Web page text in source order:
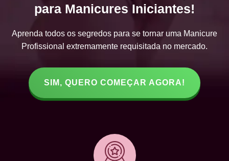
para Manicures Iniciantes!
Aprenda todos os segredos para se tornar uma Manicure
Profissional extremamente requisitada no mercado.
SIM, QUERO COMEÇAR AGORA!